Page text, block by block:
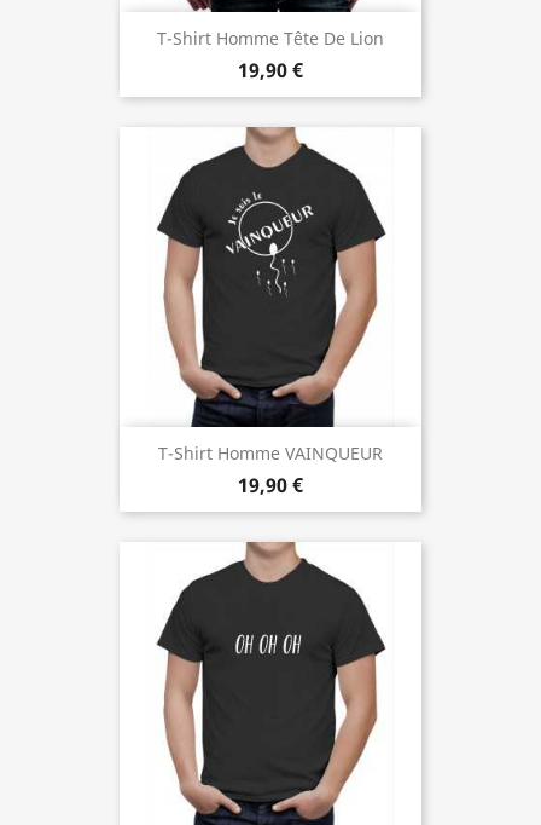
T-Shirt Homme Tête De Lion
19,90 €
T-Shirt Homme VAINQUEUR
19,90 €